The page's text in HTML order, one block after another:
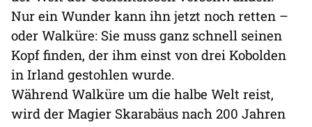
Nur ein Wunder kann ihn jetzt noch retten –
oder Walküre: Sie muss ganz schnell seinen
Kopf finden, der ihm einst von drei Kobolden
in Irland gestohlen wurde.
Während Walküre um die halbe Welt reist,
wird der Magier Skarabäus nach 200 Jahren